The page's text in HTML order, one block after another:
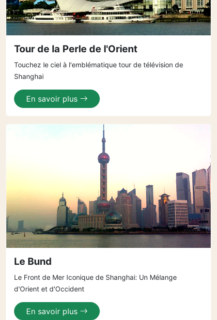
Tour de la Perle de l'Orient
Touchez le ciel à l'emblématique tour de télévision de
Shanghai
En savoir plus
Le Bund
Le Front de Mer Iconique de Shanghai: Un Mélange
d'Orient et d'Occident
En savoir plus